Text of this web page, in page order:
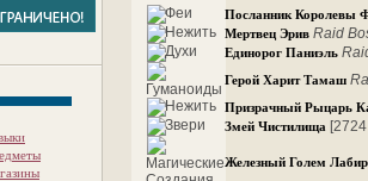
Посланник Королевы
Мертвец Эрив Raid
Единорог Паниэль
Герой Харит Тамаш
Призрачный Рыцарь
Змей Чистилища
Железный Голем